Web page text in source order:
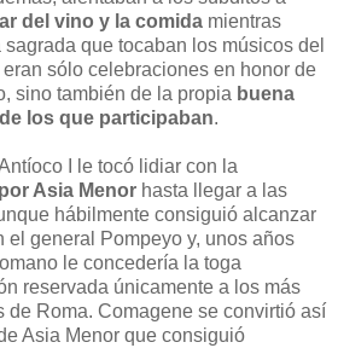
del vino y la comida mientras
que tocaban los músicos del
sólo celebraciones en honor de
sino también de la propia buena
los que participaban.
I le tocó lidiar con la
Asia Menor hasta llegar a las
hábilmente consiguió alcanzar
el general Pompeyo y, unos años
le concedería la toga
reservada únicamente a los más
de Roma. Comagene se convirtió así
Asia Menor que consiguió